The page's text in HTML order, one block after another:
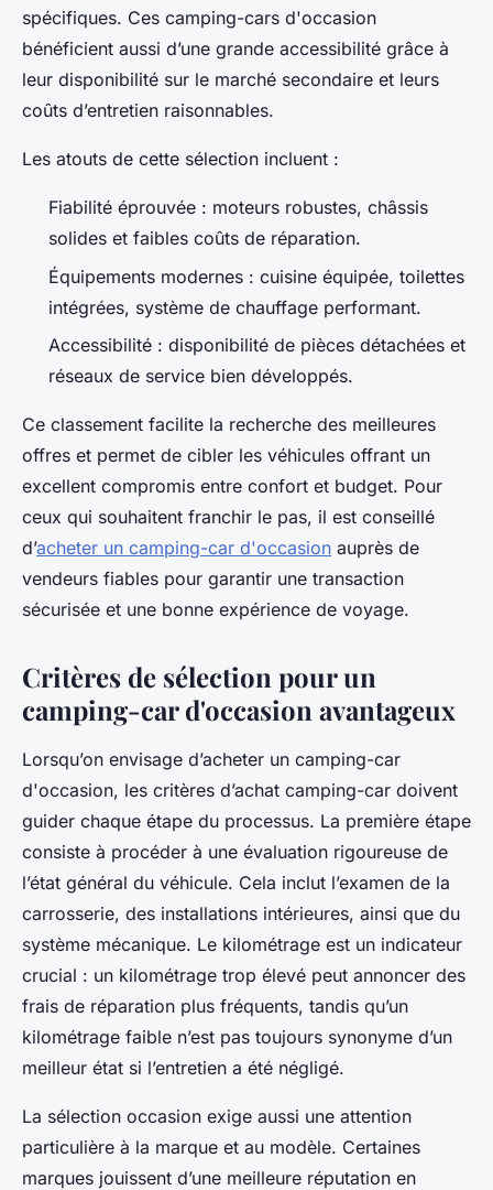
spécifiques. Ces camping-cars d'occasion
bénéficient aussi d’une grande accessibilité grâce à
leur disponibilité sur le marché secondaire et leurs
coûts d’entretien raisonnables.
Les atouts de cette sélection incluent :
Fiabilité éprouvée : moteurs robustes, châssis
solides et faibles coûts de réparation.
Équipements modernes : cuisine équipée, toilettes
intégrées, système de chauffage performant.
Accessibilité : disponibilité de pièces détachées et
réseaux de service bien développés.
Ce classement facilite la recherche des meilleures
offres et permet de cibler les véhicules offrant un
excellent compromis entre confort et budget. Pour
ceux qui souhaitent franchir le pas, il est conseillé
d’acheter un camping-car d'occasion auprès de
vendeurs fiables pour garantir une transaction
sécurisée et une bonne expérience de voyage.
Critères de sélection pour un
camping-car d'occasion avantageux
Lorsqu’on envisage d’acheter un camping-car
d'occasion, les critères d’achat camping-car doivent
guider chaque étape du processus. La première étape
consiste à procéder à une évaluation rigoureuse de
l’état général du véhicule. Cela inclut l’examen de la
carrosserie, des installations intérieures, ainsi que du
système mécanique. Le kilométrage est un indicateur
crucial : un kilométrage trop élevé peut annoncer des
frais de réparation plus fréquents, tandis qu’un
kilométrage faible n’est pas toujours synonyme d’un
meilleur état si l’entretien a été négligé.
La sélection occasion exige aussi une attention
particulière à la marque et au modèle. Certaines
marques jouissent d’une meilleure réputation en